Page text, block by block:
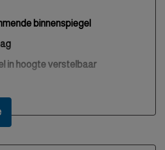
binnenspiegel
in hoogte verstelbaar
in carrosseriekleur